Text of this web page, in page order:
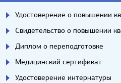
Удостоверение о повышении
Свидетельство о повышении
Диплом о переподготовке
Медицинский сертификат
Удостоверение интернатуры